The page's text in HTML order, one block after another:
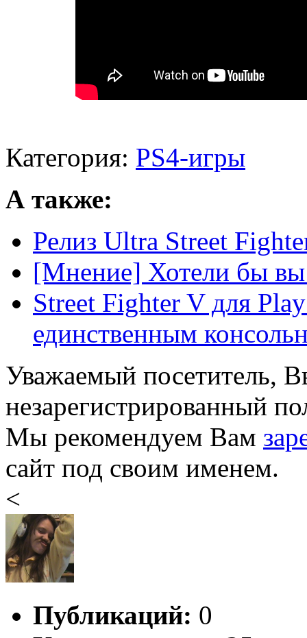
Категория: PS4-игры
А также:
Релиз Ultra Street
[Мнение] Хотели бы вы
Street Fighter V для
единственным
Уважаемый посетитель,
незарегистрированный
Мы рекомендуем Вам
сайт под своим именем.
<
Публикаций: 0